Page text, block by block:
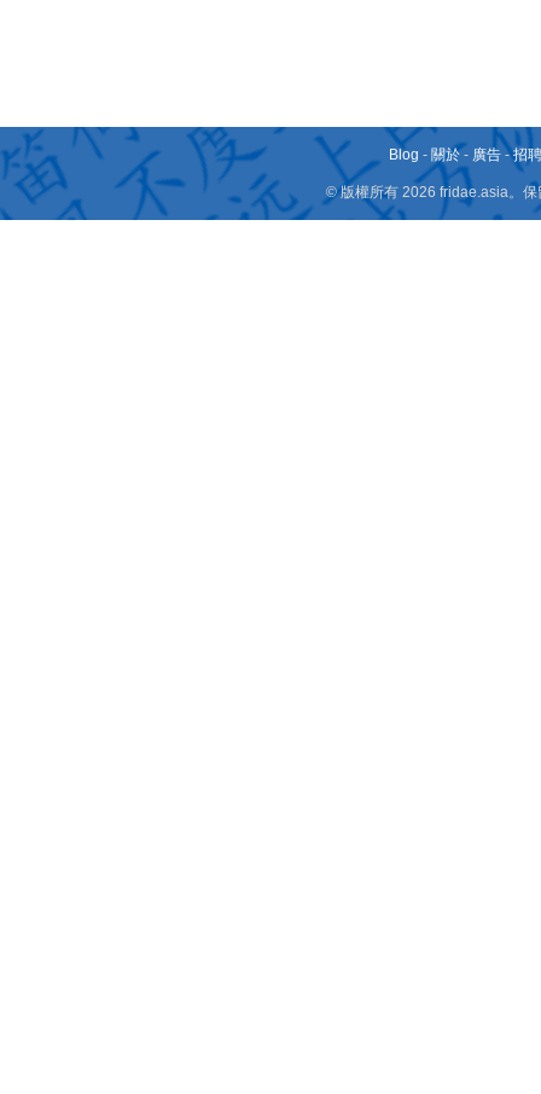
Blog - 關於 - 廣告 -招
© 版權所有 2026 fridae.asia。